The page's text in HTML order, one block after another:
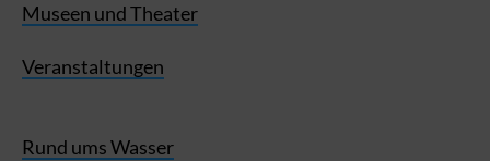
Museen und Theater
Veranstaltungen
Rund ums Wasser